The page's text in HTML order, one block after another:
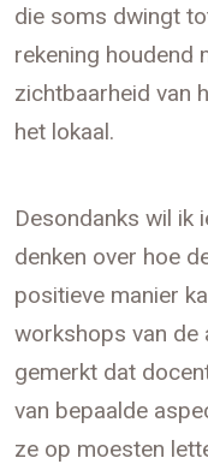
die soms dwingt
rekening houdend
zichtbaarheid van
het lokaal.
Desondanks wil ik
denken over hoe
positieve manier
workshops van de
gemerkt dat
van bepaalde
ze op moesten